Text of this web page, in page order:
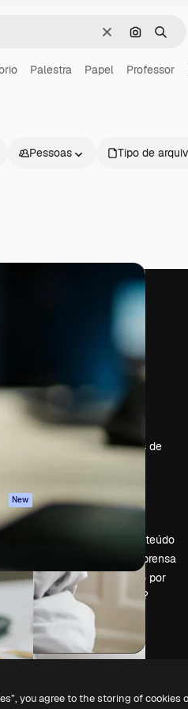
Limpar
Palestra Papel Professor
Pessoas Tipo de
New
de cookies
Empresa
Reviews
Emprego
Tendências de
Eventos
Vender conteúdo
Sala de imprensa
Procurando por
magnific.ai?
you agree to the storing of cookies